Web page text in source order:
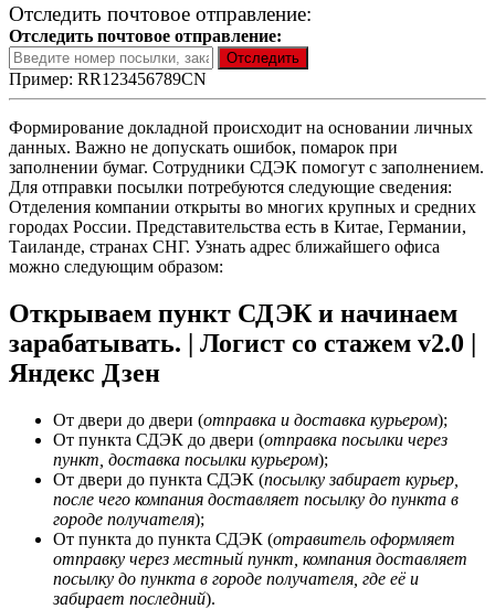
Отследить почтовое отправление:
Отследить почтовое отправление:
Пример: RR123456789CN
Формирование докладной происходит на основании личных
данных. Важно не допускать ошибок, помарок при
заполнении бумаг. Сотрудники СДЭК помогут с заполнением.
Для отправки посылки потребуются следующие сведения:
Отделения компании открыты во многих крупных и средних
городах России. Представительства есть в Китае, Германии,
Таиланде, странах СНГ. Узнать адрес ближайшего офиса
можно следующим образом:
Открываем пункт СДЭК и начинаем
зарабатывать. | Логист со стажем v2.0 |
Яндекс Дзен
От двери до двери (отправка и доставка курьером);
От пункта СДЭК до двери (отправка посылки через
пункт, доставка посылки курьером);
От двери до пункта СДЭК (посылку забирает курьер,
после чего компания доставляет посылку до пункта в
городе получателя);
От пункта до пункта СДЭК (отравитель оформляет
отправку через местный пункт, компания доставляет
посылку до пункта в городе получателя, где её и
забирает последний).